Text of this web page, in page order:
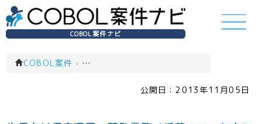
COBOL案件ナビ
COBOL案件 › システムエンジニア(SE)(一覧)
公開日： 2013年11月05日